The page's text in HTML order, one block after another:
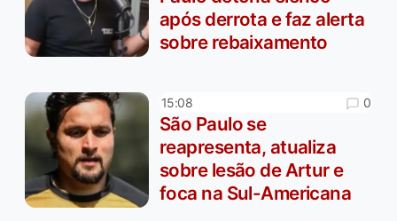
após derrota e faz alerta
sobre rebaixamento
15:08 0
São Paulo se
reapresenta, atualiza
sobre lesão de Artur e
foca na Sul-Americana